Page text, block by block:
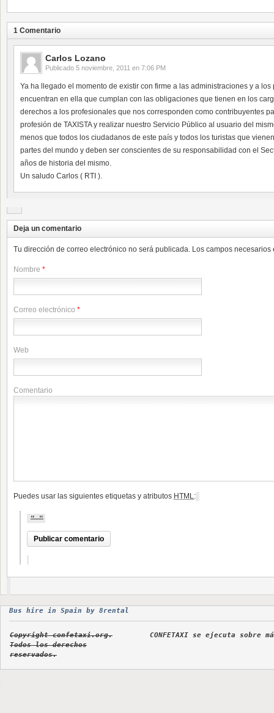
1 Comentario
Carlos Lozano
Publicado 5 noviembre, 2011 en 7:06 PM
Ya ha llegado el momento de existir con firme a las administraciones y a
encuentran en ella que cumplan con las obligaciones que tienen en los
derechos a los profesionales que nos corresponden como contribuyentes
profesión de TAXISTA y realizar nuestro Servicio Público al usuario del
menos que todos los ciudadanos de este país y todos los turistas que
partes del mundo y deben ser conscientes de su responsabilidad con el
años de historia del mismo.
Un saludo Carlos ( RTI ).
Deja un comentario
Tu dirección de correo electrónico no será publicada. Los campos
Nombre *
Correo electrónico *
Web
Comentario
Puedes usar las siguientes etiquetas y atributos HTML:
Bus hire in Spain by 8rental
CONFETAXI se ejecuta sobre
Copyright confetaxi.org.
Todos los derechos
reservados.